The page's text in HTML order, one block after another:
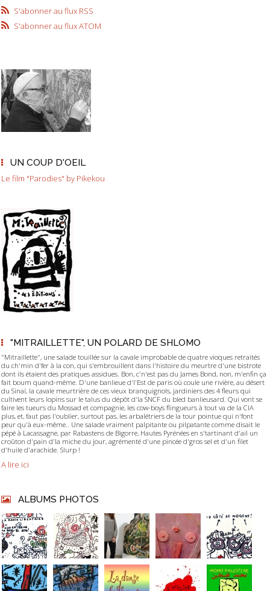
S'abonner au flux RSS
S'abonner au flux ATOM
UN COUP D'OEIL
Le film "Parodies" by Pikekou
"MITRAILLETTE", UN POLARD DE SHLOMO
"Mitraillette", une salade touillée sur la cavale improbable de quatre vioques retraités
du ch'min d'fer à la con, qui s'embrouillent dans l'histoire du meurtre d'une bistrote
dont ils étaient des pratiques assidues. Bon, c'n'est pas du James Bond, non, m'enfin ça
fait boum quand-même. D'une banlieue d'l'Est de paris où coule une rivière, au désert
du Sinaï, la cavale meurtrière de ces vieux branquignols, jardiniers des 4 fleurs qui
cultivent leurs lopins sur le talus du dépôt d'la SNCF du bled banlieusard. Qui vont se
faire les tueurs du Mossad et compagnie, les cow-boys flingueurs à tout va de la CIA
plus, et, faut pas l'oublier, surtout pas, les arbalétriers de la tour pointue qui n'font
peur qu'à eux-même.. Une salade vraiment palpitante ou pilpatante comme disait le
pépé à Lacassagne, par Rabastens de Bigorre, Hautes Pyrénées en s'tartinant d'ail un
croûton d'pain d'la miche du jour, agrémenté d'une pincée d'gros sel et d'un filet
d'huile d'arachide. Slurp !
A lire ici
ALBUMS PHOTOS